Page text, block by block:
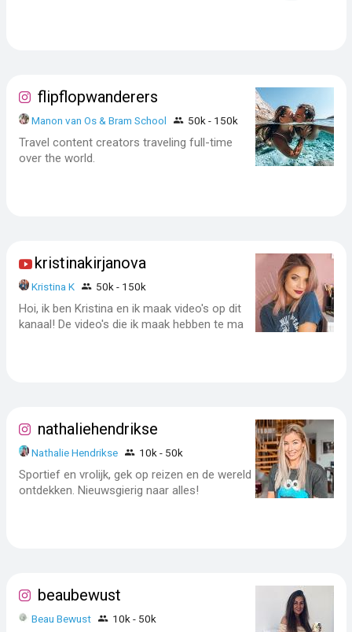
flipflopwanderers
Manon van Os & Bram School 50k - 150k
Travel content creators traveling full-time
over the world.
kristinakirjanova
Kristina K 50k - 150k
Hoi, ik ben Kristina en ik maak video's op dit
kanaal! De video's die ik maak hebben te ma
nathaliehendrikse
Nathalie Hendrikse 10k - 50k
Sportief en vrolijk, gek op reizen en de wereld
ontdekken. Nieuwsgierig naar alles!
beaubewust
Beau Bewust 10k - 50k